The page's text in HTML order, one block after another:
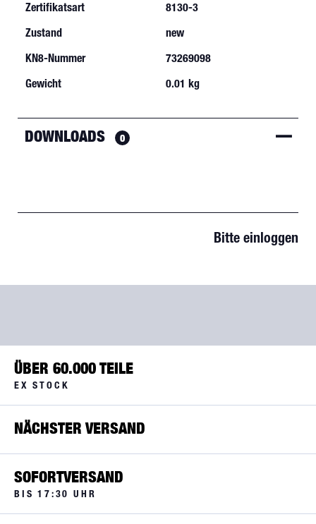
Zertifikatsart
8130-3
Zustand
new
KN8-Nummer
73269098
Gewicht
0.01 kg
DOWNLOADS 0
Bitte einloggen
ÜBER 60.000 TEILE
EX STOCK
NÄCHSTER VERSAND
SOFORTVERSAND
BIS 17:30 UHR